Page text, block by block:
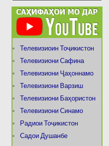
Телевизиоин Тоҷикистон
Телевизиони Сафина
Телевизиони Ҷаҳоннамо
Телевизиони Варзиш
Телевизиони Баҳористон
Телевизиони Синамо
Радиои Тоҷикистон
Садои Душанбе